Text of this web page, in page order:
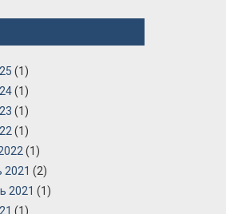
(1)
(1)
(1)
(1)
(1)
2021 (2)
2021 (1)
(1)